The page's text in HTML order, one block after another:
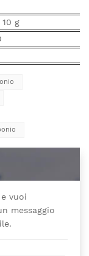
10 g
vuoi
messaggio